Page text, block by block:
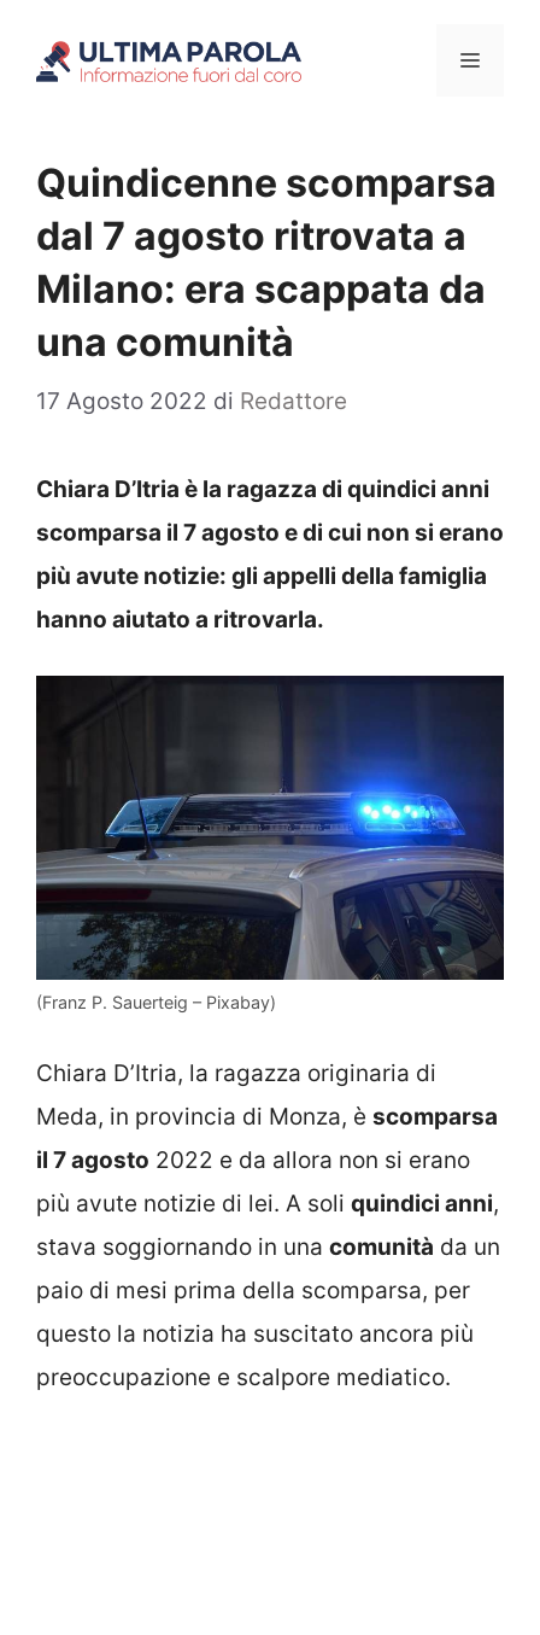
Menu
Quindicenne scomparsa
dal 7 agosto ritrovata a
Milano: era scappata da
una comunità
17 Agosto 2022 di Redattore
Chiara D’Itria è la ragazza di quindici anni
scomparsa il 7 agosto e di cui non si erano
più avute notizie: gli appelli della famiglia
hanno aiutato a ritrovarla.
(Franz P. Sauerteig – Pixabay)
Chiara D’Itria, la ragazza originaria di
Meda, in provincia di Monza, è scomparsa
il 7 agosto 2022 e da allora non si erano
più avute notizie di lei. A soli quindici anni,
stava soggiornando in una comunità da un
paio di mesi prima della scomparsa, per
questo la notizia ha suscitato ancora più
preoccupazione e scalpore mediatico.